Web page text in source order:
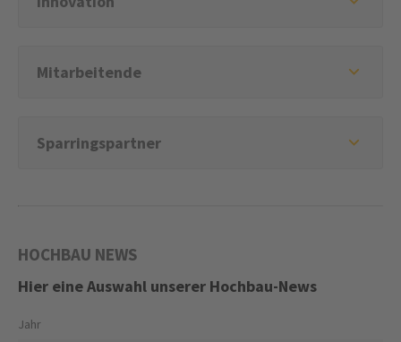
Mitarbeitende
Sparringspartner
HOCHBAU NEWS
Hier eine Auswahl unserer Hochbau-News
Jahr